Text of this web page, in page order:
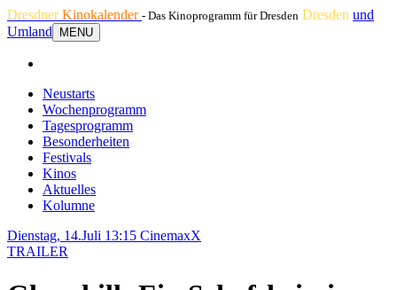
DresdnerKinokalender - Das Kinoprogramm für Dresden Dresden und
Umland
MENU
Neustarts
Wochenprogramm
Tagesprogramm
Besonderheiten
Festivals
Kinos
Aktuelles
Kolumne
Dienstag, 14.Juli 13:15 CinemaxX
TRAILER